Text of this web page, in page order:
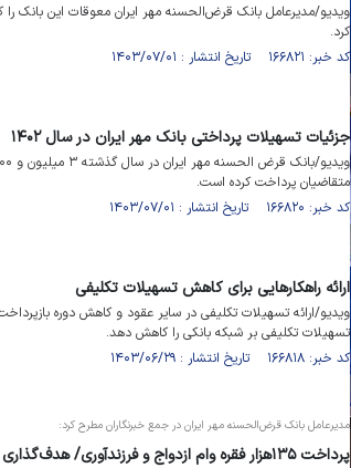
کرد.
کد خبر: ۱۶۶۸۲۱ تاریخ انتشار : ۱۴۰۳/۰۷/۰۱
جزئیات تسهیلات پرداختی بانک مهر ایران در سال ۱۴۰۲
متقاضیان پرداخت کرده است.
کد خبر: ۱۶۶۸۲۰ تاریخ انتشار : ۱۴۰۳/۰۷/۰۱
ارائه راهکارهایی برای کاهش تسهیلات تکلیفی
ویدیو/ارائه تسهیلات تکلیفی در سایر عقود و کاهش دوره
تسهیلات تکلیفی بر شبکه بانکی را کاهش دهد.
کد خبر: ۱۶۶۸۱۸ تاریخ انتشار : ۱۴۰۳/۰۶/۲۹
مدیرعامل بانک قرض‌الحسنه مهر ایران در جمع خبرنگاران مطرح کرد:
پرداخت ۱۳۵هزار فقره وام ازدواج و فرزندآوری/